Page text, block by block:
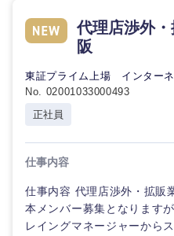
代理店渉外
阪
東証プライム上場 インター
No. 02001033000493
正社員
仕事内容
仕事内容 代理店渉外・拡販
本メンバー募集となります
レイングマネージャーから